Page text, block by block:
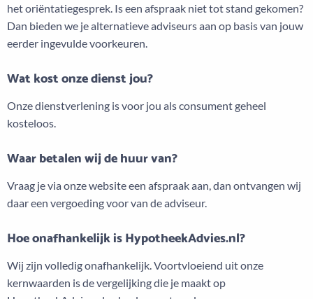
het oriëntatiegesprek. Is een afspraak niet tot stand gekomen?
Dan bieden we je alternatieve adviseurs aan op basis van jouw
eerder ingevulde voorkeuren.
Wat kost onze dienst jou?
Onze dienstverlening is voor jou als consument geheel
kosteloos.
Waar betalen wij de huur van?
Vraag je via onze website een afspraak aan, dan ontvangen wij
daar een vergoeding voor van de adviseur.
Hoe onafhankelijk is HypotheekAdvies.nl?
Wij zijn volledig onafhankelijk. Voortvloeiend uit onze
kernwaarden is de vergelijking die je maakt op